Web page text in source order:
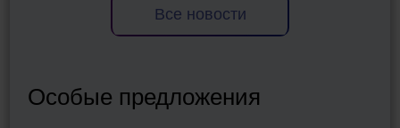
Все новости
Особые предложения